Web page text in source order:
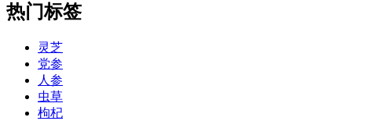
热门标签
灵芝
党参
人参
虫草
枸杞